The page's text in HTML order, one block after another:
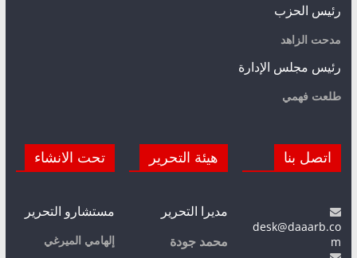
رئيس الحزب
مدحت الزاهد
رئيس مجلس الإدارة
طلعت فهمي
اتصل بنا
desk@daaarb.co
m
هيئة التحرير
مديرا التحرير
محمد جودة
تحت الانشاء
مستشارو التحرير
إلهامي الميرغي